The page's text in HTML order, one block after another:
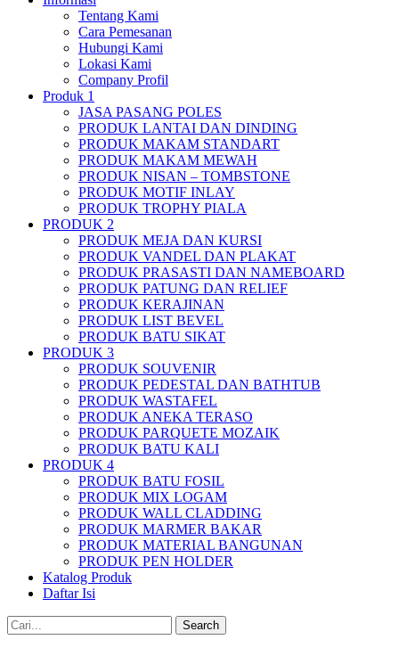
Tentang Kami
Cara Pemesanan
Hubungi Kami
Lokasi Kami
Company Profil
Produk 1
JASA PASANG POLES
PRODUK LANTAI DAN DINDING
PRODUK MAKAM STANDART
PRODUK MAKAM MEWAH
PRODUK NISAN – TOMBSTONE
PRODUK MOTIF INLAY
PRODUK TROPHY PIALA
PRODUK 2
PRODUK MEJA DAN KURSI
PRODUK VANDEL DAN PLAKAT
PRODUK PRASASTI DAN NAMEBOARD
PRODUK PATUNG DAN RELIEF
PRODUK KERAJINAN
PRODUK LIST BEVEL
PRODUK BATU SIKAT
PRODUK 3
PRODUK SOUVENIR
PRODUK PEDESTAL DAN BATHTUB
PRODUK WASTAFEL
PRODUK ANEKA TERASO
PRODUK PARQUETE MOZAIK
PRODUK BATU KALI
PRODUK 4
PRODUK BATU FOSIL
PRODUK MIX LOGAM
PRODUK WALL CLADDING
PRODUK MARMER BAKAR
PRODUK MATERIAL BANGUNAN
PRODUK PEN HOLDER
Katalog Produk
Daftar Isi
Search